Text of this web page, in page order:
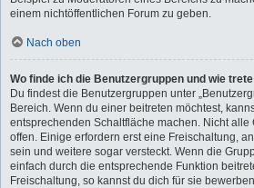
einem nichtöffentlichen Forum zu geben.
Nach oben
Wo finde ich die Benutzergruppen und wie
Du findest die Benutzergruppen unter
Bereich. Wenn du einer beitreten möchtest,
entsprechenden Schaltfläche machen. Nicht alle
offen. Einige erfordern erst eine Freischaltung,
sein und weitere sogar versteckt. Wenn die
einfach durch die entsprechende Funktion
Freischaltung, so kannst du dich für sie